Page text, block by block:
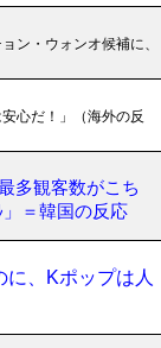
ン・ウォンオ候補に、
心だ！」（海外の反
多観客数がこち
＝韓国の反応
、Kポップは人